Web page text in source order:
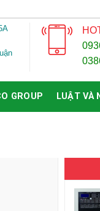
GROUP LUẬT VÀ